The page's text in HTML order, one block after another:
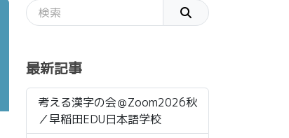
最新記事
考える漢字の会＠Zoom2026秋
／早稲田EDU日本語学校